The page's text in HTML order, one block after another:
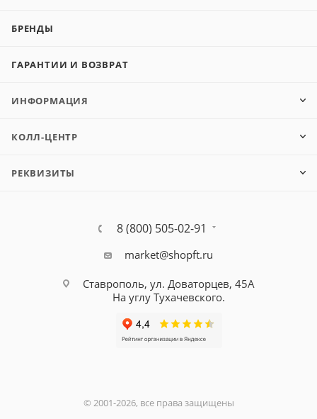
БРЕНДЫ
ГАРАНТИИ И ВОЗВРАТ
ИНФОРМАЦИЯ
КОЛЛ-ЦЕНТР
РЕКВИЗИТЫ
8 (800) 505-02-91
market@shopft.ru
Ставрополь, ул. Доваторцев, 45А
На углу Тухачевского.
© 2001-2026, все права защищены